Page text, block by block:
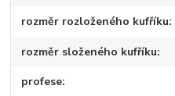
rozměr rozloženého kufříku
rozměr složeného kufříku
profese